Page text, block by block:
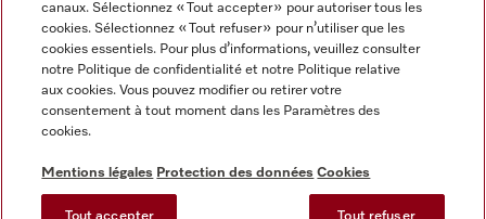
Informations légales
CGV
Protection des données
Conditions d’utilisation
Digital Services Act
canaux. Sélectionnez « Tout accepter » pour autoriser tous les
cookies. Sélectionnez « Tout refuser » pour n’utiliser que les
cookies essentiels. Pour plus d’informations, veuillez consulter
notre Politique de confidentialité et notre Politique relative
aux cookies. Vous pouvez modifier ou retirer votre
consentement à tout moment dans les Paramètres des
cookies.
Mentions légales Protection des données Cookies